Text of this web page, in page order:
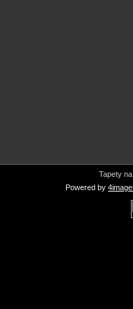
Tapety
Powered by